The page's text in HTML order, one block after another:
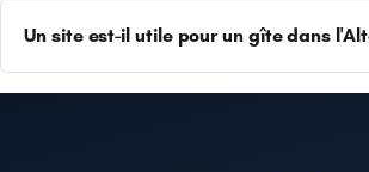
Un site est-il utile pour un gîte dans